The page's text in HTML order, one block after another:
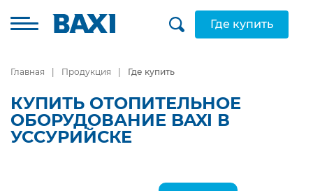
Где купить
Главная Продукция Где купить
КУПИТЬ ОТОПИТЕЛЬНОЕ
ОБОРУДОВАНИЕ BAXI В
УССУРИЙСКЕ